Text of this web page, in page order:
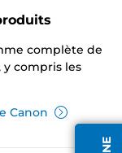
complète de
compris les
Canon